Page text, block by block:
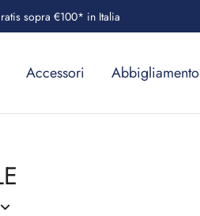
sopra €100* in Italia
Accessori Abbigliamento